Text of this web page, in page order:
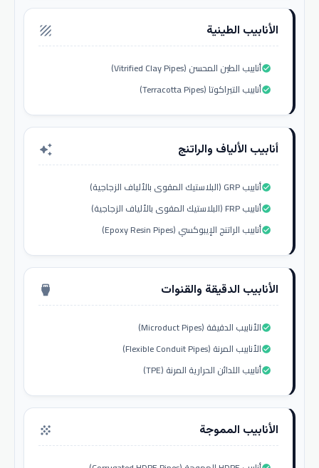
الأنابيب الطينية texture
أنابيب الطين المحسن (Vitrified Clay Pipes)check_circle
أنابيب التيراكوتا (Terracotta Pipes)check_circle
أنابيب الألياف والراتنج auto_awesome
أنابيب GRP (البلاستيك المقوى بالألياف الزجاجية)check_circle
أنابيب FRP (البلاستيك المقوى بالألياف الزجاجية)check_circle
أنابيب الراتنج الإيبوكسي (Epoxy Resin Pipes)check_circle
الأنابيب الدقيقة والقنوات settings_input_hdmi
الأنابيب الدقيقة (Microduct Pipes)check_circle
الأنابيب المرنة (Flexible Conduit Pipes)check_circle
أنابيب اللدائن الحرارية المرنة (TPE)check_circle
الأنابيب المموجة grain